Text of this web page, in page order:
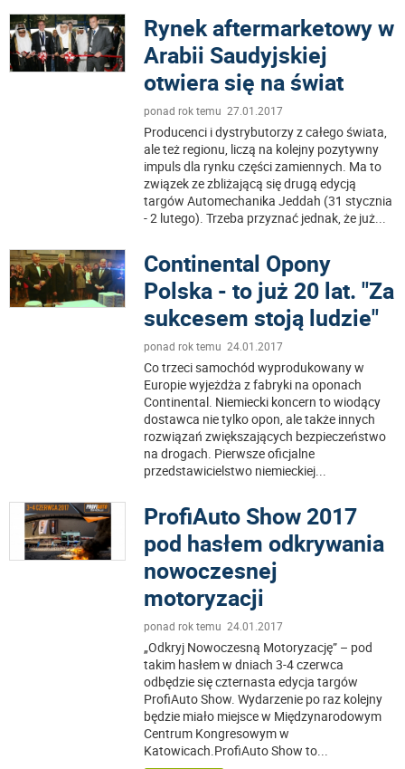
Rynek aftermarketowy w
Arabii Saudyjskiej
otwiera się na świat
ponad rok temu 27.01.2017
Producenci i dystrybutorzy z całego świata,
ale też regionu, liczą na kolejny pozytywny
impuls dla rynku części zamiennych. Ma to
związek ze zbliżającą się drugą edycją
targów Automechanika Jeddah (31 stycznia
- 2 lutego). Trzeba przyznać jednak, że już...
Continental Opony
Polska - to już 20 lat. "Za
sukcesem stoją ludzie"
ponad rok temu 24.01.2017
Co trzeci samochód wyprodukowany w
Europie wyjeżdża z fabryki na oponach
Continental. Niemiecki koncern to wiodący
dostawca nie tylko opon, ale także innych
rozwiązań zwiększających bezpieczeństwo
na drogach. Pierwsze oficjalne
przedstawicielstwo niemieckiej...
ProfiAuto Show 2017
pod hasłem odkrywania
nowoczesnej
motoryzacji
ponad rok temu 24.01.2017
„Odkryj Nowoczesną Motoryzację” – pod
takim hasłem w dniach 3-4 czerwca
odbędzie się czternasta edycja targów
ProfiAuto Show. Wydarzenie po raz kolejny
będzie miało miejsce w Międzynarodowym
Centrum Kongresowym w
Katowicach.ProfiAuto Show to...